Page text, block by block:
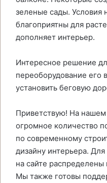
зеленые сады. Условия
благоприятны для
дополняет интерьер.
Интересное решение
переоборудование его
установить беговую
Приветствую! На нашем
огромное количество
по современному
дизайну интерьера. Для
на сайте
Мы также готовы